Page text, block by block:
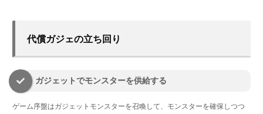
代償ガジェの立ち回り
ガジェットでモンスターを供給する
ゲーム序盤はガジェットモンスターを召喚して、モンスターを確保しつつ